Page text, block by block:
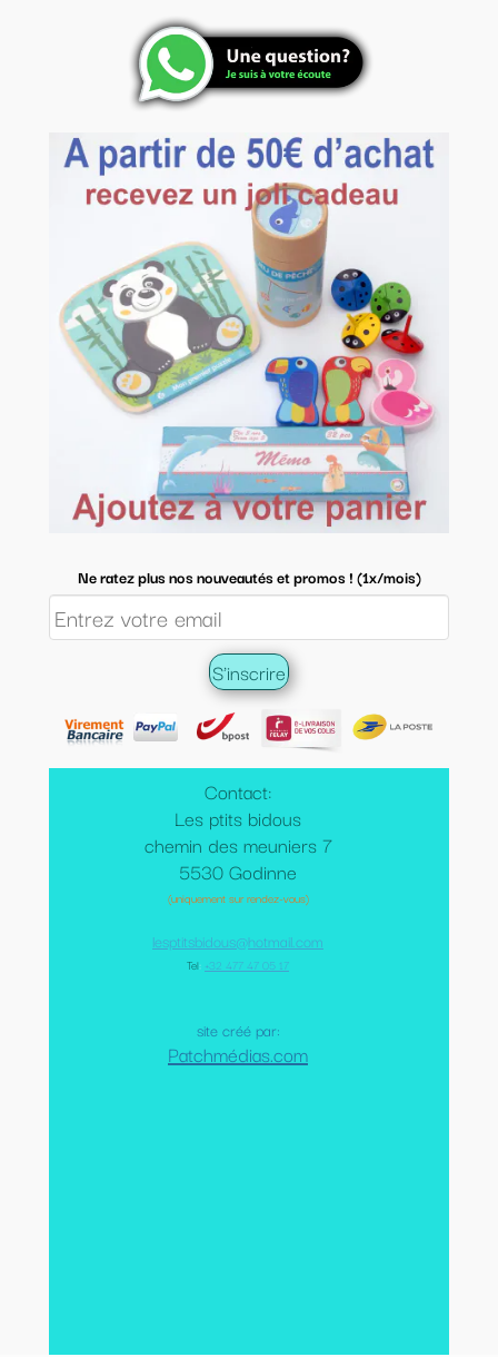
Contact:
Les ptits bidous
chemin des meuniers 7
5530 Godinne
(uniquement sur rendez-vous)
lesptitsbidous@hotmail.com
Tel: +32 477 47 05 17
site créé par:
Patchmédias.com
Ne ratez plus nos nouveautés et promos ! (1x/mois)